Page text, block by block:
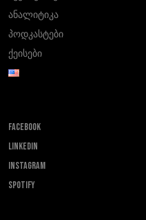
ანალიტიკა
პოდკასტები
ქეისები
FACEBOOK
LINKEDIN
INSTAGRAM
SPOTIFY